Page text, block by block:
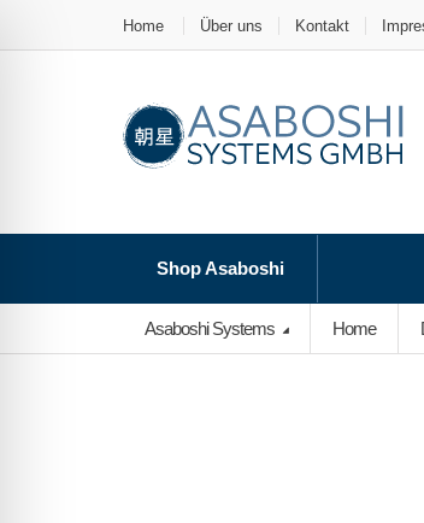
Home Über uns Kontakt
Shop Asaboshi
Asaboshi Systems Home